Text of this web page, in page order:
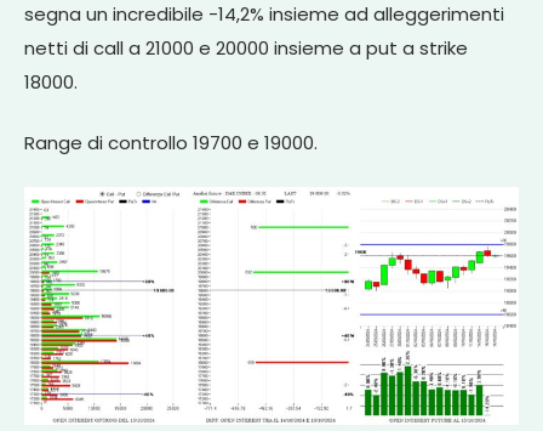
segna un incredibile -14,2% insieme ad alleggerimenti
netti di call a 21000 e 20000 insieme a put a strike
18000.
Range di controllo 19700 e 19000.